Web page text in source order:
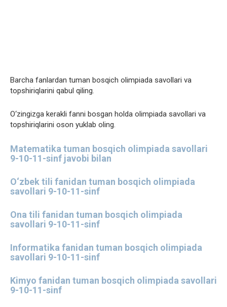
Barcha fanlardan tuman bosqich olimpiada savollari va
topshiriqlarini qabul qiling.
O‘zingizga kerakli fanni bosgan holda olimpiada savollari va
topshiriqlarini oson yuklab oling.
Matematika tuman bosqich olimpiada savollari
9-10-11-sinf javobi bilan
O‘zbek tili fanidan tuman bosqich olimpiada
savollari 9-10-11-sinf
Ona tili fanidan tuman bosqich olimpiada
savollari 9-10-11-sinf
Informatika fanidan tuman bosqich olimpiada
savollari 9-10-11-sinf
Kimyo fanidan tuman bosqich olimpiada savollari
9-10-11-sinf